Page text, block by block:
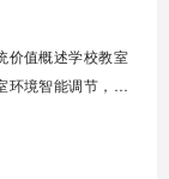
照度参数。光照
价值概述学校教室
环境智能调节，提
监控运行状态，